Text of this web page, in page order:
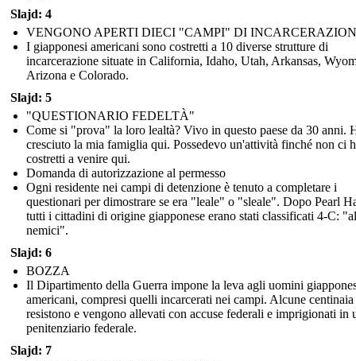
Slajd: 4
VENGONO APERTI DIECI "CAMPI" DI
I giapponesi americani sono costretti a 10 diverse strutture di
incarcerazione situate in California, Idaho, Utah, Arkansas,
Arizona e Colorado.
Slajd: 5
"QUESTIONARIO FEDELTÀ"
Come si "prova" la loro lealtà? Vivo in questo paese da 30 anni.
cresciuto la mia famiglia qui. Possedevo un'attività finché non ci
costretti a venire qui.
Domanda di autorizzazione al permesso
Ogni residente nei campi di detenzione è tenuto a completare i
questionari per dimostrare se era "leale" o "sleale". Dopo Pearl
tutti i cittadini di origine giapponese erano stati classificati 4-C:
nemici".
Slajd: 6
BOZZA
Il Dipartimento della Guerra impone la leva agli uomini
americani, compresi quelli incarcerati nei campi. Alcune centinaia
resistono e vengono allevati con accuse federali e imprigionati in
penitenziario federale.
Slajd: 7